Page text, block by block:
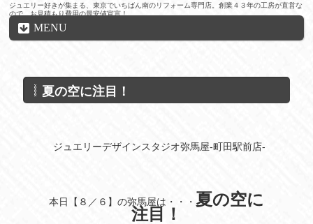
ジュエリー好きが集まる、東京でいちばん南のリフォーム専門店。創業４３年の工房が直営な
ので、お見積もり費用の最安値宣言！
MENU
夏の空に注目！
ジュエリーデザインスタジオ弥馬屋-町田駅前店-
本日【８／６】の弥馬屋は・・・ 夏の空に
注目！